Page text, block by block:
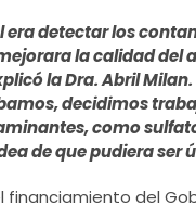
detectar los
la calidad
la Dra. Abril
decidimos
como
de que pudiera ser
financiamiento del